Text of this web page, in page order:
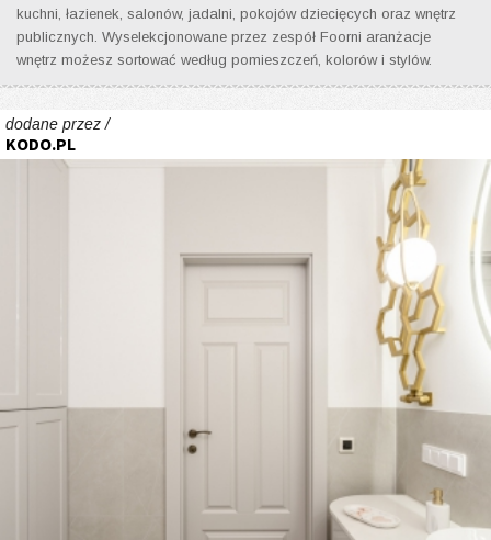
kuchni, łazienek, salonów, jadalni, pokojów dziecięcych oraz wnętrz
publicznych. Wyselekcjonowane przez zespół Foorni aranżacje
wnętrz możesz sortować według pomieszczeń, kolorów i stylów.
dodane przez /
KODO.PL